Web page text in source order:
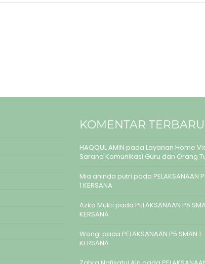
KOMENTAR TERBARU
HAQQUL AMIN pada Layanan Home
Sarana Komunikasi Guru dan Orang
Mia aninda putri pada PELAKSANAAN
1 KERSANA
Azka Mukti pada PELAKSANAAN P5
KERSANA
Wangi pada PELAKSANAAN P5 SMAN 1
KERSANA